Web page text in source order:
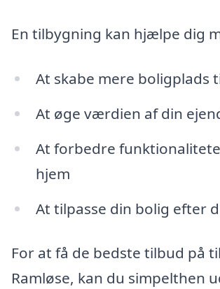
En tilbygning kan hjælpe dig
At skabe mere boligplads
At øge værdien af din
At forbedre
hjem
At tilpasse din bolig efter
For at få de bedste tilbud på
Ramløse, kan du simpelthen